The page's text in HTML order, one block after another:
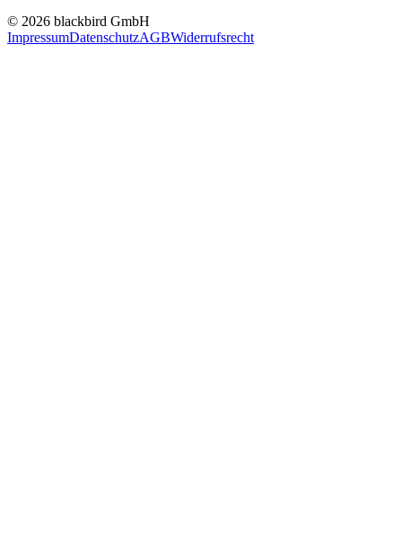
© 2026 blackbird GmbH
ImpressumDatenschutzAGBWiderrufsrecht